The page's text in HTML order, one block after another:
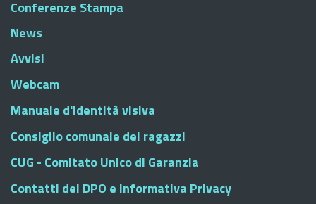
Conferenze Stampa
News
Avvisi
Webcam
Manuale d'identità visiva
Consiglio comunale dei ragazzi
CUG - Comitato Unico di Garanzia
Contatti del DPO e Informativa Privacy